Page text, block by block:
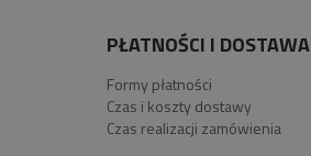
PŁATNOŚCI I DOSTAWA
Formy płatności
Czas i koszty dostawy
Czas realizacji zamówienia